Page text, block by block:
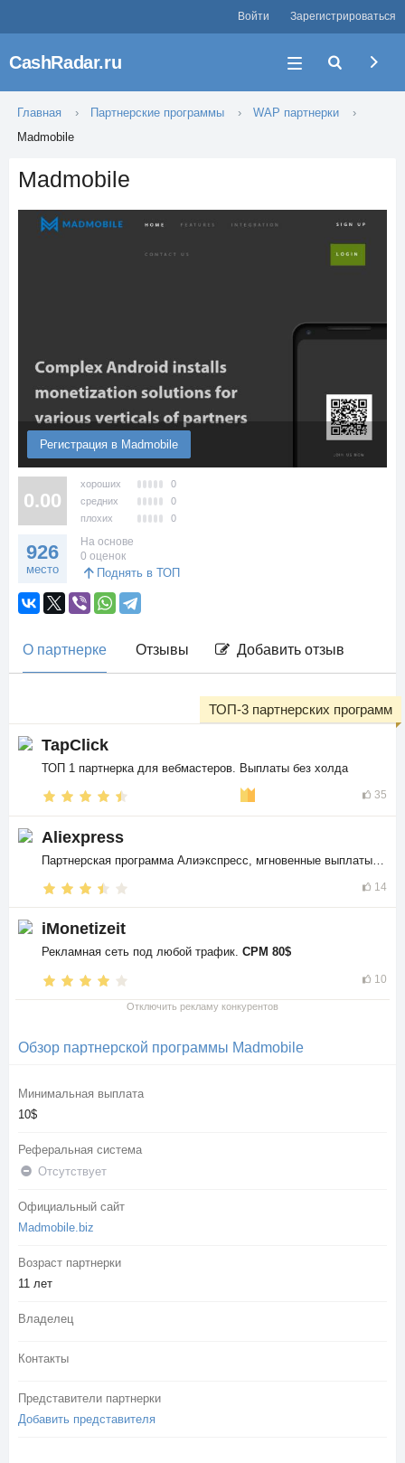
Войти Зарегистрироваться
CashRadar.ru
Главная Партнерские программы
WAP партнерки
Madmobile
Madmobile
Регистрация в Madmobile
0.00
хороших
0
средних
0
плохих
0
926
место
На основе
0 оценок
Поднять в ТОП
О партнерке Отзывы Добавить отзыв
TapClick
ТОП 1 партнерка для вебмастеров. Выплаты без холда
35
ТОП-3 партнерских программ
Aliexpress
14
iMonetizeit
Рекламная сеть под любой трафик. CPM 80$
10
Отключить рекламу конкурентов
Обзор партнерской программы Madmobile
Минимальная выплата
10$
Реферальная система
Отсутствует
Официальный сайт
Madmobile.biz
Возраст партнерки
11 лет
Владелец
Контакты
Представители партнерки
Добавить представителя